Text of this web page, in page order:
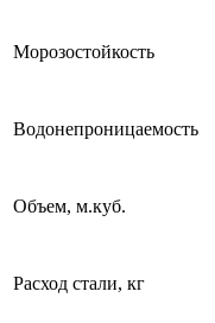
Морозостойкость
Водонепроницаемость
Объем, м.куб.
Расход стали, кг